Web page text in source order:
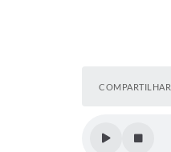
COMPARTILHAR